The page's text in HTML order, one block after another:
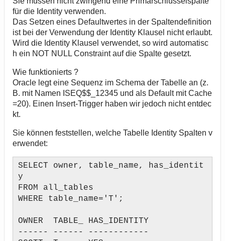
für die Identity verwenden.
Das Setzen eines Defaultwertes in der Spaltendefinition
ist bei der Verwendung der Identity Klausel nicht erlaubt.
Wird die Identity Klausel verwendet, so wird automatisc
h ein NOT NULL Constraint auf die Spalte gesetzt.
Wie funktionierts ?
Oracle legt eine Sequenz im Schema der Tabelle an (z.
B. mit Namen ISEQ$$_12345 und als Default mit Cache
=20). Einen Insert-Trigger haben wir jedoch nicht entdec
kt.
Sie können feststellen, welche Tabelle Identity Spalten v
erwendet:
SELECT owner, table_name, has_identit
y
FROM all_tables
WHERE table_name='T';
OWNER TABLE_ HAS_IDENTITY
------ ------ ------------